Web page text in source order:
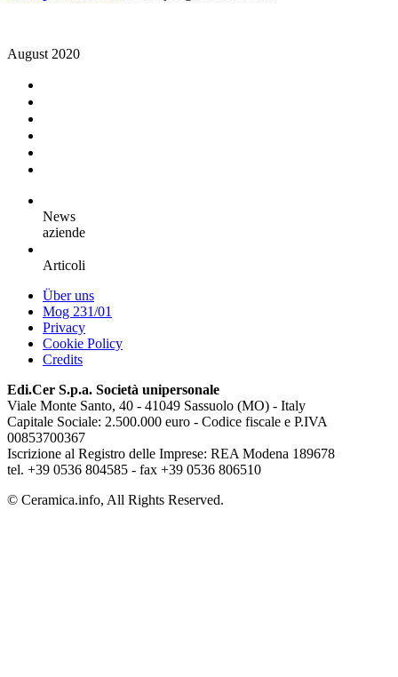
August 2020
News
aziende
Articoli
Über uns
Mog 231/01
Privacy
Cookie Policy
Credits
Edi.Cer S.p.a. Società unipersonale
Viale Monte Santo, 40 - 41049 Sassuolo (MO) - Italy
Capitale Sociale: 2.500.000 euro - Codice fiscale e P.IVA
00853700367
Iscrizione al Registro delle Imprese: REA Modena 189678
tel. +39 0536 804585 - fax +39 0536 806510
© Ceramica.info, All Rights Reserved.